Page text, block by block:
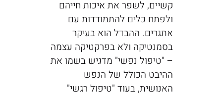
קשיים, לשפר את איכות חייהם
ולפתח כלים להתמודדות עם
אתגרים. ההבדל הוא בעיקר
בסמנטיקה ולא בפרקטיקה עצמה
– "טיפול נפשי" מדגיש בשמו את
ההיבט הכולל של הנפש
האנושית, בעוד "טיפול רגשי"